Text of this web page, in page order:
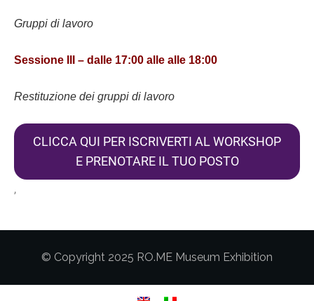
Gruppi di lavoro
Sessione III – dalle 17:00 alle alle 18:00
Restituzione dei gruppi di lavoro
CLICCA QUI PER ISCRIVERTI AL WORKSHOP
E PRENOTARE IL TUO POSTO
,
© Copyright 2025 RO.ME Museum Exhibition